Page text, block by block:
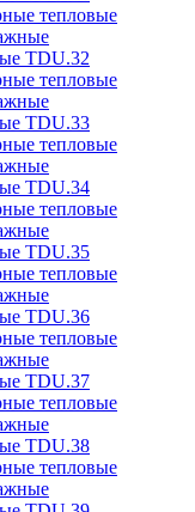
тепловые
TDU.32
тепловые
TDU.33
тепловые
TDU.34
тепловые
TDU.35
тепловые
TDU.36
тепловые
TDU.37
тепловые
TDU.38
тепловые